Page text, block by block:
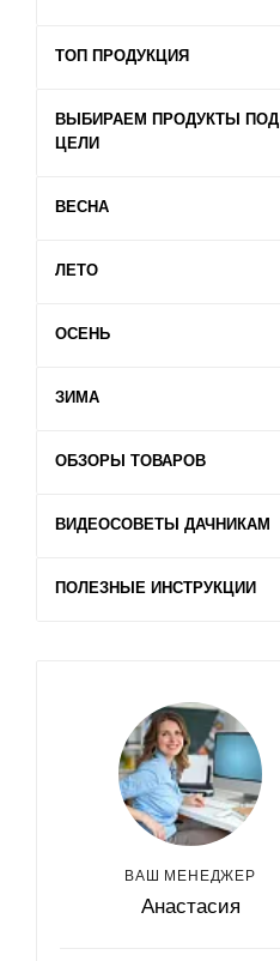
ТОП ПРОДУКЦИЯ
ВЫБИРАЕМ ПРОДУКТЫ ПОД
ЦЕЛИ
ВЕСНА
ЛЕТО
ОСЕНЬ
ЗИМА
ОБЗОРЫ ТОВАРОВ
ВИДЕОСОВЕТЫ ДАЧНИКАМ
ПОЛЕЗНЫЕ ИНСТРУКЦИИ
ВАШ МЕНЕДЖЕР
Анастасия